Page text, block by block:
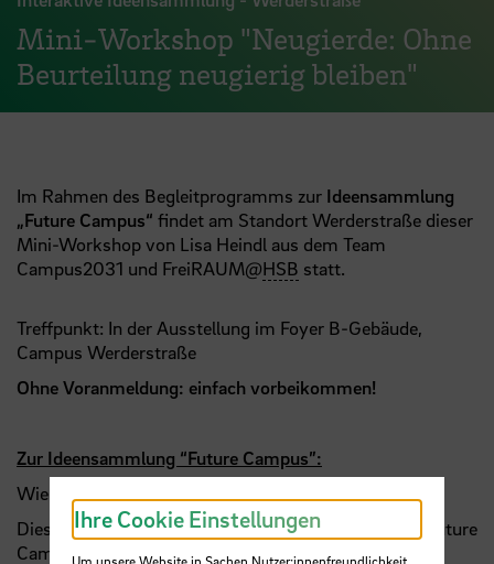
Mini-Workshop "Neugierde: Ohne
Beurteilung neugierig bleiben"
Im Rahmen des Begleitprogramms zur Ideensammlung
„Future Campus“ findet am Standort Werderstraße dieser
Mini-Workshop von Lisa Heindl aus dem Team
Campus2031 und FreiRAUM@HSB statt.
Treffpunkt: In der Ausstellung im Foyer B-Gebäude,
Campus Werderstraße
Ohne Voranmeldung: einfach vorbeikommen!
Zur Ideensammlung “Future Campus”:
Wie ist es dort? Wie fühlt es sich an dort zu sein?
Diesen Fragen geht die interaktive Ideensammlung „Future
Campus“ nach und versammelt Studierenden- und
Ihre Cookie Einstellungen
Um unsere Website in Sachen Nutzer:innenfreundlichkeit,